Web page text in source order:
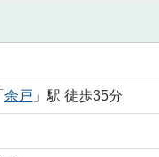
余戸 」駅 徒歩35分